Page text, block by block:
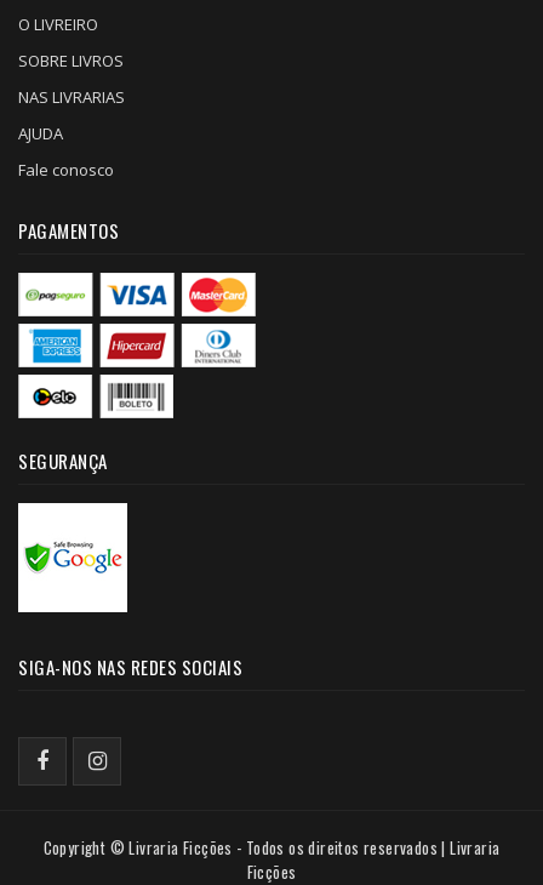
O LIVREIRO
SOBRE LIVROS
NAS LIVRARIAS
AJUDA
Fale conosco
PAGAMENTOS
SEGURANÇA
SIGA-NOS NAS REDES SOCIAIS
Copyright © Livraria Ficções - Todos os direitos reservados | Livraria
Ficções